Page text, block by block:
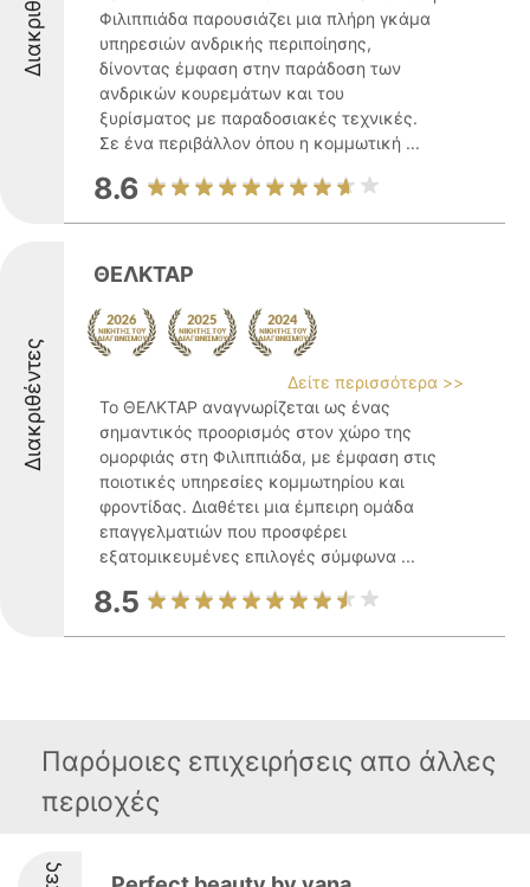
Φιλιππιάδα παρουσιάζει μια πλήρη γκάμα
υπηρεσιών ανδρικής περιποίησης,
δίνοντας έμφαση στην παράδοση των
ανδρικών κουρεμάτων και του
ξυρίσματος με παραδοσιακές τεχνικές.
Σε ένα περιβάλλον όπου η κομμωτική ...
8.6
Διακριθέντες
ΘΕΛΚΤΑΡ
Δείτε περισσότερα >>
Το ΘΕΛΚΤΑΡ αναγνωρίζεται ως ένας
σημαντικός προορισμός στον χώρο της
ομορφιάς στη Φιλιππιάδα, με έμφαση στις
ποιοτικές υπηρεσίες κομμωτηρίου και
φροντίδας. Διαθέτει μια έμπειρη ομάδα
επαγγελματιών που προσφέρει
εξατομικευμένες επιλογές σύμφωνα ...
8.5
Παρόμοιες επιχειρήσεις απο άλλες
περιοχές